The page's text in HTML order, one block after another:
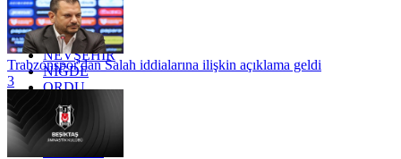
MERSİN
MUĞLA
MUŞ
NEVŞEHİR
NİĞDE
ORDU
OSMANİYE
RİZE
SAKARYA
Trabzonspor'dan Salah iddialarına ilişkin açıklama geldi
3